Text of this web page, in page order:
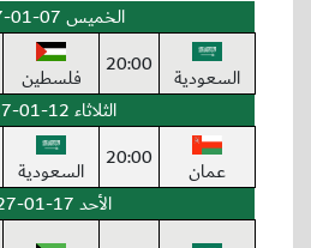
الخميس 07-01-2027
السعودية
20:00 فلسطين
الثلاثاء 12-01-2027
عمان
20:00 السعودية
الأحد 17-01-2027